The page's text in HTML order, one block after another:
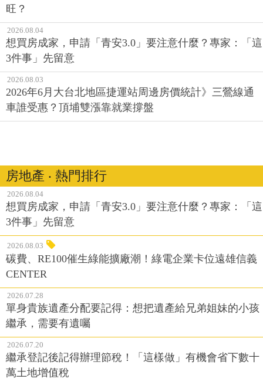
旺？
2026.08.04
想買房成家，申請「青安3.0」要注意什麼？專家：「這
3件事」先留意
2026.08.03
2026年6月大台北地區捷運站周邊房價統計》三鶯線通
車誰受惠？頂埔雙漲靠就業撐盤
房地產 ‧ 熱門排行
2026.08.04
想買房成家，申請「青安3.0」要注意什麼？專家：「這
3件事」先留意
2026.08.03
碳費、RE100催生綠能擴廠潮！綠電企業卡位遠雄信義
CENTER
2026.07.28
單身貴族遺產分配要記得：想把遺產給兄弟姐妹的小孩
繼承，需要有遺囑
2026.07.20
繼承登記後記得辦理節稅！「這樣做」有機會省下數十
萬土地增值稅